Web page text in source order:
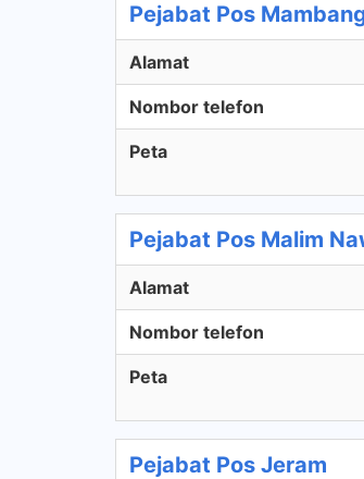
Pejabat Pos
Alamat
Nombor telefon
Peta
Pejabat Pos Malim
Alamat
Nombor telefon
Peta
Pejabat Pos Jeram